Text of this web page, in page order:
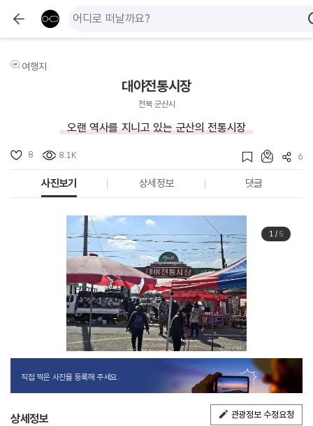
여행지
대야전통시장
전북 군산시
오랜 역사를 지니고 있는 군산의 전통시장
8 8.1K 6
사진보기 상세정보 댓글
1/ 5
직접 찍은 사진을 등록해 주세요.
상세정보 관광정보 수정요청